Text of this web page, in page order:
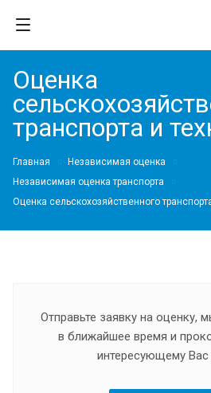
Оценка
транспорта и
Главная
Независимая оценка
Независимая оценка транспорта
Оценка сельскохозяйственного
Отправьте заявку на оценку,
в ближайшее время и
интересующему Вас